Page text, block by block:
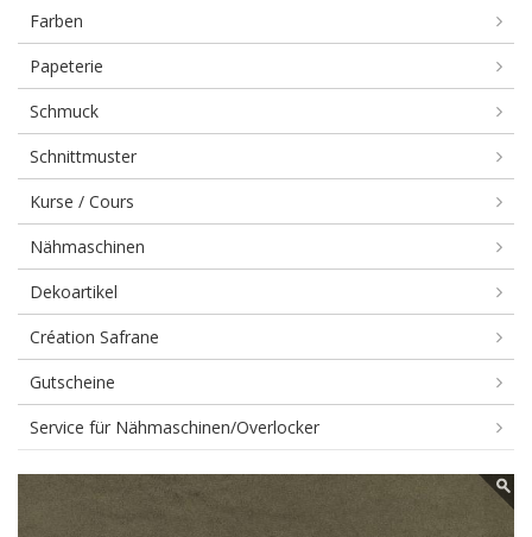
Farben
Papeterie
Schmuck
Schnittmuster
Kurse / Cours
Nähmaschinen
Dekoartikel
Création Safrane
Gutscheine
Service für Nähmaschinen/Overlocker